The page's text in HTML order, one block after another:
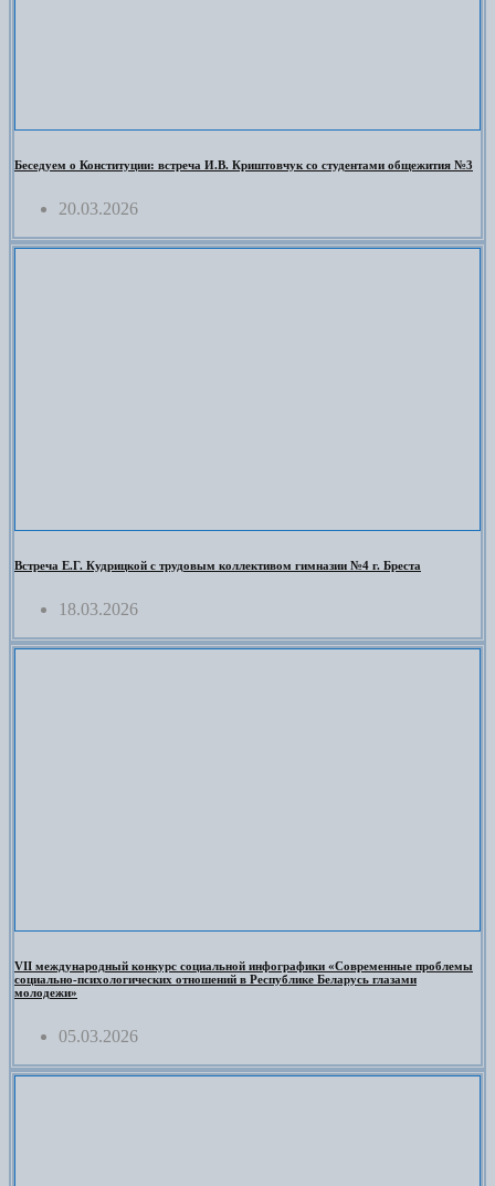
Беседуем о Конституции: встреча И.В. Криштовчук со студентами общежития №3
20.03.2026
Встреча Е.Г. Кудрицкой с трудовым коллективом гимназии №4 г. Бреста
18.03.2026
VII международный конкурс социальной инфографики «Современные проблемы
социально-психологических отношений в Республике Беларусь глазами
молодежи»
05.03.2026